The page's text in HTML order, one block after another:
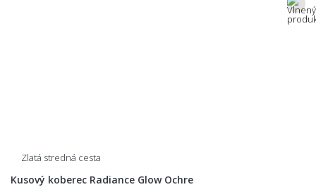
Zlatá stredná cesta
Kusový koberec Radiance Glow Ochre